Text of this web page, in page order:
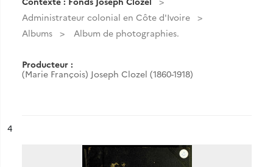
Administrateur colonial en Côte d'Ivoire
Albums
Album de photographies.
Producteur :
(Marie François) Joseph Clozel (1860-1918)
n°
4